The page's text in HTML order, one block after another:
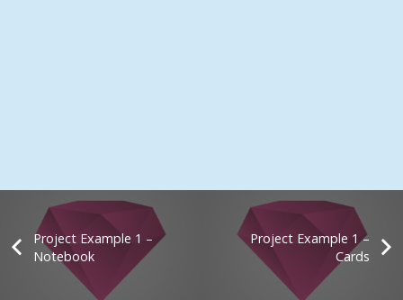
Project Example 1 –
Notebook
Project Example 1 –
Cards